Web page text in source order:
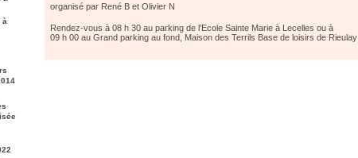
à
organisé par René B et Olivier N
Rendez-vous à 08 h 30 au parking de l’Ecole Sainte Marie à Lecelles ou à
09 h 00 au Grand parking au fond, Maison des Terrils Base de loisirs de Rieulay